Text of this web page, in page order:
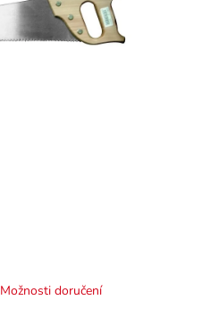
Možnosti doručení